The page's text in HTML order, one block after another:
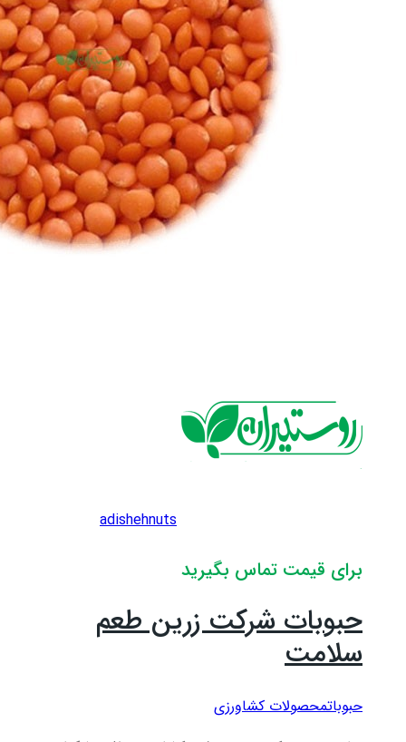
adishehnuts
برای قیمت تماس بگیرید
حبوبات شرکت زرین طعم
سلامت
حبوباتمحصولات کشاورزی